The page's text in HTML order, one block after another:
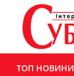
ТОП НОВИНИ